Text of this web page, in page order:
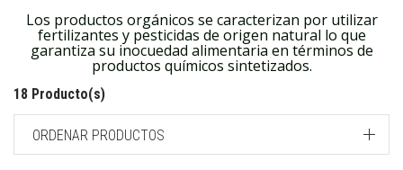
Los productos orgánicos se caracterizan por utilizar
fertilizantes y pesticidas de origen natural lo que
garantiza su inocuedad alimentaria en términos de
productos químicos sintetizados.
18 Producto(s)
ORDENAR PRODUCTOS